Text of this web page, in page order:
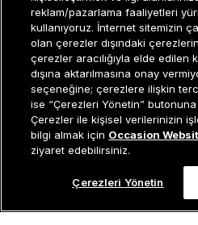
Müşteri İlişkileri0 850 800 01 20
ERKEK KATEGORILER
Occasion bir EREN PERAKENDE
reklam/pazarlama faaliyetleri
kullanıyoruz. İnternet sitemizin
olan çerezler dışındaki
çerezler aracılığıyla elde edilen
dışına aktarılmasına onay
seçeneğine; çerezlere ilişkin
ise “Çerezleri Yönetin” butonuna
Çerezler ile kişisel verilerinizin
bilgi almak için Occasion
ziyaret edebilirsiniz.
Çerezleri Yönetin